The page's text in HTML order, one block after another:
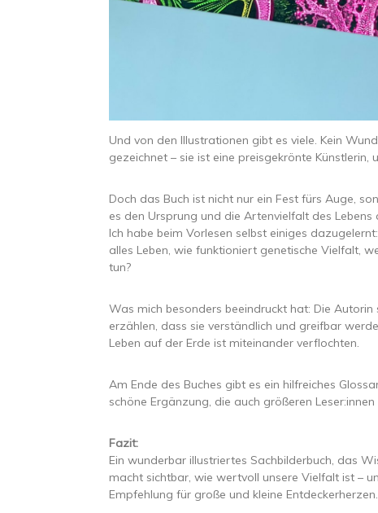
Und von den Illustrationen gibt es viele. Kein
gezeichnet – sie ist eine preisgekrönte
Doch das Buch ist nicht nur ein Fest fürs Auge,
es den Ursprung und die Artenvielfalt des
Ich habe beim Vorlesen selbst einiges
alles Leben, wie funktioniert genetische Vielfalt,
tun?
Was mich besonders beeindruckt hat: Die
erzählen, dass sie verständlich und greifbar
Leben auf der Erde ist miteinander verflochten.
Am Ende des Buches gibt es ein hilfreiches
schöne Ergänzung, die auch größeren
Fazit:
Ein wunderbar illustriertes Sachbilderbuch, das
macht sichtbar, wie wertvoll unsere Vielfalt ist –
Empfehlung für große und kleine